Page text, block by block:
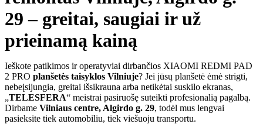
29 – greitai, saugiai ir už
prieinamą kainą
Ieškote patikimos ir operatyviai dirbančios XIAOMI REDMI PAD
2 PRO planšetės taisyklos Vilniuje? Jei jūsų planšetė ėmė strigti,
nebeįsijungia, greitai išsikrauna arba netikėtai suskilo ekranas,
„TELESFERA“ meistrai pasiruošę suteikti profesionalią pagalbą.
Dirbame Vilniaus centre, Algirdo g. 29, todėl mus lengvai
pasieksite tiek automobiliu, tiek viešuoju transportu.